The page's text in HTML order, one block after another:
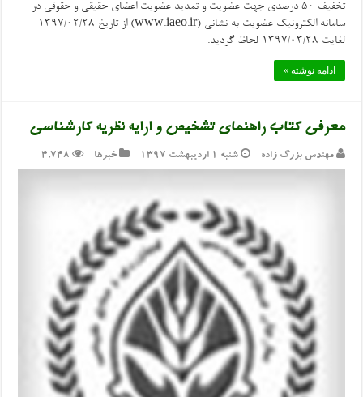
تخفیف ۵۰ درصدی جهت عضویت و تمدید عضویت اعضای حقیقی و حقوقی در
سامانه الکترونیک عضویت به نشانی (www.iaeo.ir) از تاریخ ۱۳۹۷/۰۲/۲۸
لغایت ۱۳۹۷/۰۳/۲۸ لحاظ گردید.
ادامه نوشته »
معرفی کتاب راهنمای تشخیص و ارایه نظریه کارشناسی
مهندس بزرگ زاده شنبه ۱ اردیبهشت ۱۳۹۷ خبرها 4,748